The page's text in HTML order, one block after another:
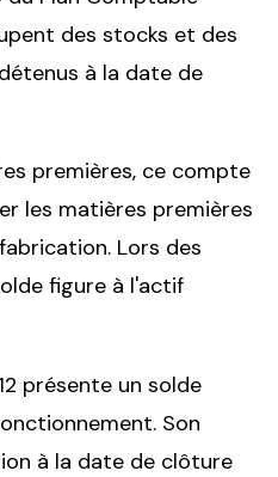
des stocks et des
à la date de
premières, ce compte
les matières premières
Lors des
figure à l'actif
présente un solde
Son
à la date de clôture